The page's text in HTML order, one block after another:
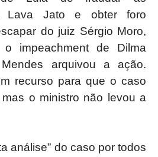
Lava Jato e obter foro
do juiz Sérgio Moro,
impeachment de Dilma
arquivou a ação.
recurso para que o caso
o ministro não levou a
análise” do caso por todos